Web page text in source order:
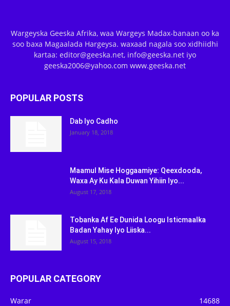
Wargeyska Geeska Afrika, waa Wargeys Madax-banaan oo ka
soo baxa Magaalada Hargeysa. waxaad nagala soo xidhiidhi
kartaa: editor@geeska.net, info@geeska.net iyo
geeska2006@yahoo.com www.geeska.net
POPULAR POSTS
Dab Iyo Cadho
January 18, 2018
Maamul Mise Hoggaamiye: Qeexdooda,
Waxa Ay Ku Kala Duwan Yihiin Iyo...
August 17, 2018
Tobanka Af Ee Dunida Loogu Isticmaalka
Badan Yahay Iyo Liiska...
August 15, 2018
POPULAR CATEGORY
Warar
14688